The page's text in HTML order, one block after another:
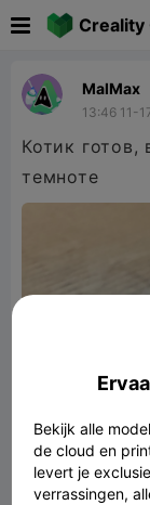
Creality
MalMax
13:46 11-
Котик готов,
темноте
Bekijk alle
de cloud en
levert je
verrassingen,